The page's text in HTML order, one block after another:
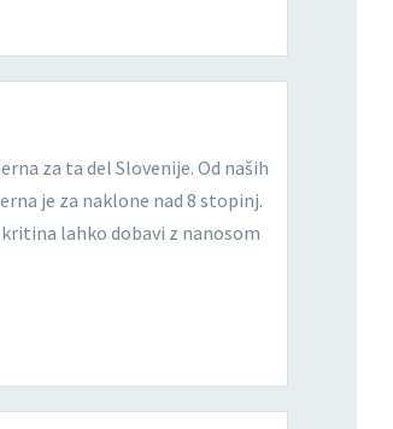
za ta del Slovenije. Od naših
je za naklone nad 8 stopinj.
lahko dobavi z nanosom